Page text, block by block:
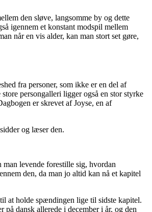
den sløve, langsomme by og dette
igennem et konstant modspil mellem
når en vis alder, kan man stort set gøre,
fra personer, som ikke er en del af
persongalleri ligger også en stor styrke
er skrevet af Joyse, en af
og læser den.
levende forestille sig, hvordan
den, da man jo altid kan nå et kapitel
at holde spændingen lige til sidste kapitel.
på dansk allerede i december i år, og den